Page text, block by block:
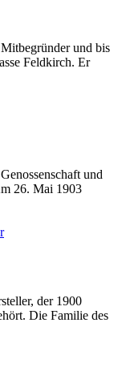
und bis
Feldkirch. Er
und
26. Mai 1903
der 1900
Die Familie des